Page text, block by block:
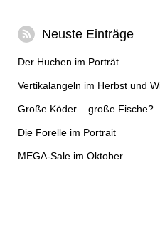
Neuste Einträge
Der Huchen im Porträt
Vertikalangeln im Herbst und
Große Köder – große Fische?
Die Forelle im Portrait
MEGA-Sale im Oktober